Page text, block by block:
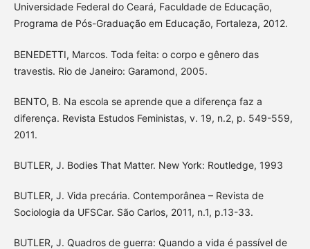
Universidade Federal do Ceará, Faculdade de Educação,
Programa de Pós-Graduação em Educação, Fortaleza, 2012.
BENEDETTI, Marcos. Toda feita: o corpo e gênero das
travestis. Rio de Janeiro: Garamond, 2005.
BENTO, B. Na escola se aprende que a diferença faz a
diferença. Revista Estudos Feministas, v. 19, n.2, p. 549-559,
2011.
BUTLER, J. Bodies That Matter. New York: Routledge, 1993
BUTLER, J. Vida precária. Contemporânea – Revista de
Sociologia da UFSCar. São Carlos, 2011, n.1, p.13-33.
BUTLER, J. Quadros de guerra: Quando a vida é passível de